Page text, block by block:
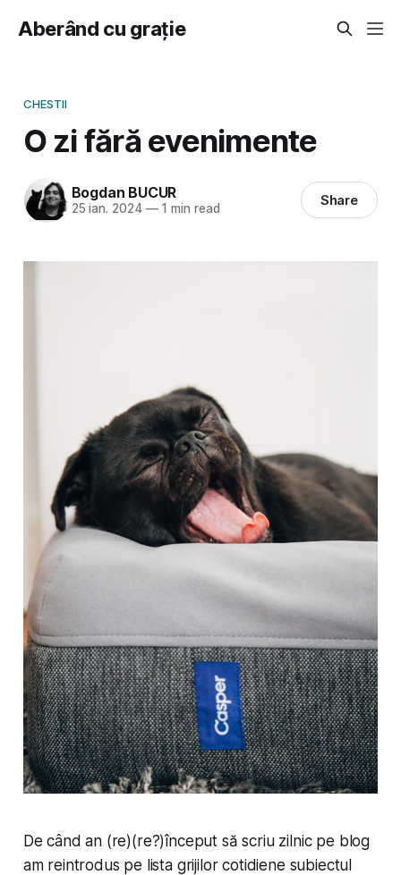
Aberând cu grație
CHESTII
O zi fără evenimente
Bogdan BUCUR
25 ian. 2024 —1 min read Share
De când an (re)(re?)început să scriu zilnic pe blog
am reintrodus pe lista grijilor cotidiene subiectul